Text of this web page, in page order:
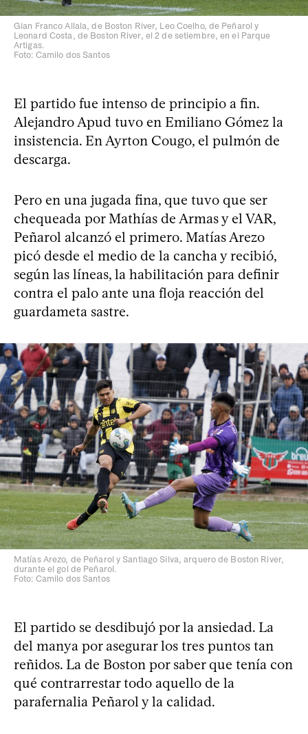
Gian Franco Allala, de Boston River, Leo Coelho, de Peñarol y
Leonard Costa, de Boston River, el 2 de setiembre, en el Parque
Artigas.
Foto: Camilo dos Santos
El partido fue intenso de principio a fin.
Alejandro Apud tuvo en Emiliano Gómez la
insistencia. En Ayrton Cougo, el pulmón de
descarga.
Pero en una jugada fina, que tuvo que ser
chequeada por Mathías de Armas y el VAR,
Peñarol alcanzó el primero. Matías Arezo
picó desde el medio de la cancha y recibió,
según las líneas, la habilitación para definir
contra el palo ante una floja reacción del
guardameta sastre.
Matías Arezo, de Peñarol y Santiago Silva, arquero de Boston River,
durante el gol de Peñarol.
Foto: Camilo dos Santos
El partido se desdibujó por la ansiedad. La
del manya por asegurar los tres puntos tan
reñidos. La de Boston por saber que tenía con
qué contrarrestar todo aquello de la
parafernalia Peñarol y la calidad.